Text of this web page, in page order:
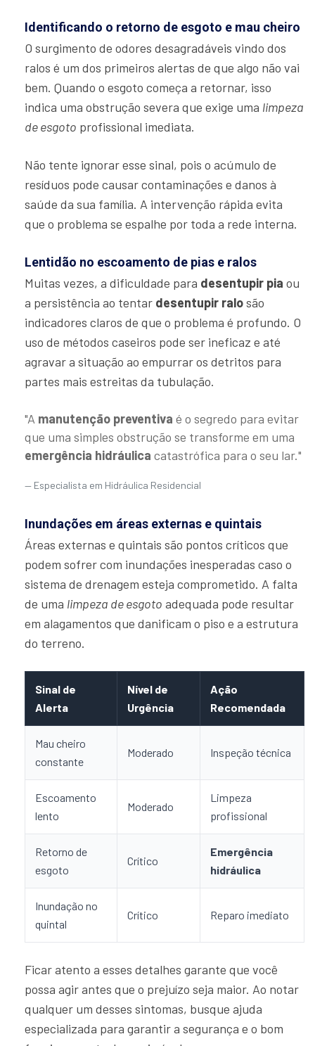
Identificando o retorno de esgoto e mau cheiro
O surgimento de odores desagradáveis vindo dos
ralos é um dos primeiros alertas de que algo não vai
bem. Quando o esgoto começa a retornar, isso
indica uma obstrução severa que exige uma limpeza
de esgoto profissional imediata.
Não tente ignorar esse sinal, pois o acúmulo de
resíduos pode causar contaminações e danos à
saúde da sua família. A intervenção rápida evita
que o problema se espalhe por toda a rede interna.
Lentidão no escoamento de pias e ralos
Muitas vezes, a dificuldade para desentupir pia ou
a persistência ao tentar desentupir ralosão
indicadores claros de que o problema é profundo. O
uso de métodos caseiros pode ser ineficaz e até
agravar a situação ao empurrar os detritos para
partes mais estreitas da tubulação.
"A manutenção preventiva é o segredo para evitar
que uma simples obstrução se transforme em uma
emergência hidráulica catastrófica para o seu lar."
Especialista em Hidráulica Residencial
Inundações em áreas externas e quintais
Áreas externas e quintais são pontos críticos que
podem sofrer com inundações inesperadas caso o
sistema de drenagem esteja comprometido. A falta
de uma limpeza de esgoto adequada pode resultar
em alagamentos que danificam o piso e a estrutura
do terreno.
Sinal de
Alerta
Nível de
Urgência
Ação
Recomendada
Mau cheiro
constante
Moderado Inspeção técnica
Escoamento
lento
Moderado
Limpeza
profissional
Retorno de
esgoto
Crítico
Emergência
hidráulica
Inundação no
quintal
Crítico Reparo imediato
Ficar atento a esses detalhes garante que você
possa agir antes que o prejuízo seja maior. Ao notar
qualquer um desses sintomas, busque ajuda
especializada para garantir a segurança e o bom